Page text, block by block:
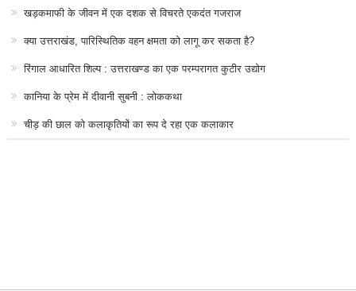
खड़कमाफी के जीवन में एक दशक से विचरते एकदंत गजराज
क्या उत्तराखंड, पारिस्थितिक वहन क्षमता को लागू कर सकता है?
रिंगाल आधारित शिल्प : उत्तराखण्ड का एक परम्परागत कुटीर उद्योग
कानिया के प्रेम में दीवानी सुबनी : लोककथा
चीड़ की छाल को कलाकृतियों का रूप दे रहा एक कलाकार